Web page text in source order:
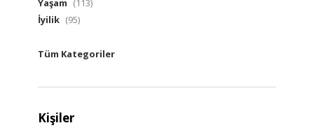
Yaşam (113)
İyilik (95)
Tüm Kategoriler
Kişiler